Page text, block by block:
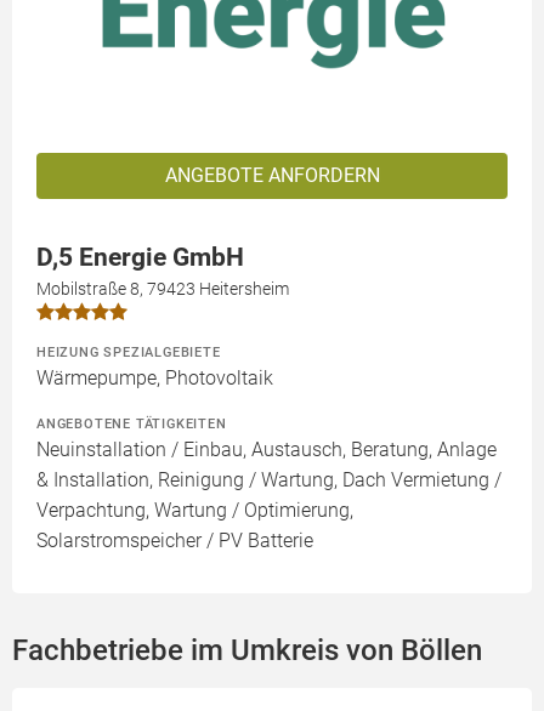
ANGEBOTE ANFORDERN
D,5 Energie GmbH
Mobilstraße 8, 79423 Heitersheim
HEIZUNG SPEZIALGEBIETE
Wärmepumpe, Photovoltaik
ANGEBOTENE TÄTIGKEITEN
Neuinstallation / Einbau, Austausch, Beratung, Anlage
& Installation, Reinigung / Wartung, Dach Vermietung /
Verpachtung, Wartung / Optimierung,
Solarstromspeicher / PV Batterie
Fachbetriebe im Umkreis von Böllen